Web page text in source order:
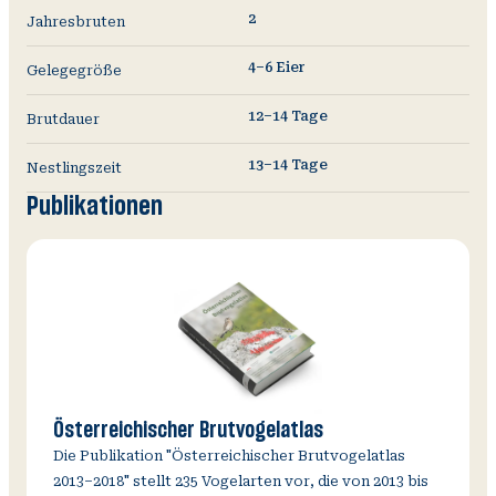
Jahresbruten 2
Gelegegröße 4–6 Eier
Brutdauer 12–14 Tage
Nestlingszeit 13–14 Tage
Publikationen
Österreichischer Brutvogelatlas
Die Publikation "Österreichischer Brutvogelatlas
2013–2018" stellt 235 Vogelarten vor, die von 2013 bis